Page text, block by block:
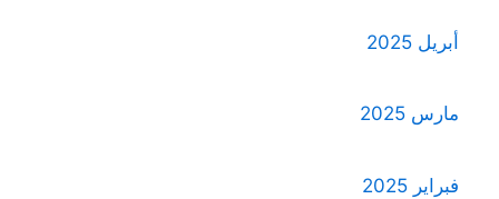
أبريل 2025
مارس 2025
فبراير 2025